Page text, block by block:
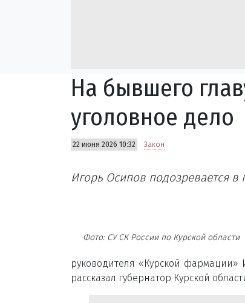
На бывшего
уголовное дело
22 июня 2026 10:32 Закон
Игорь Осипов подозревается
Фото: СУ СК России по Курской области
руководителя «Курской фармации»
рассказал губернатор Курской